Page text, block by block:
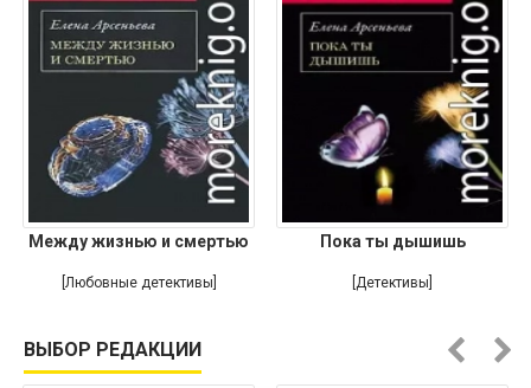
Между жизнью и смертью
[Любовные детективы]
Пока ты дышишь
[Детективы]
ВЫБОР РЕДАКЦИИ